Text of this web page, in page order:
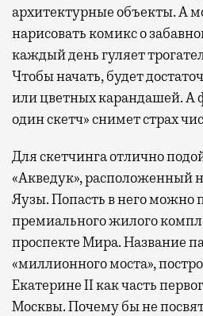
архитектурные объекты. А
нарисовать комикс о
каждый день гуляет
Чтобы начать, будет
или цветных карандашей. А
один скетч» снимет страх
Для скетчинга отлично
«Акведук», расположенный
Яузы. Попасть в него можно
премиального жилого
проспекте Мира. Название
«миллионного моста»,
Екатерине II как часть
Москвы. Почему бы не